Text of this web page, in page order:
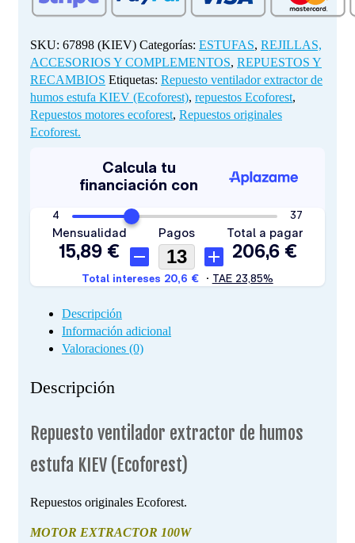
estufa
(Ecoforest)
cantidad
SKU: 67898 (KIEV) Categorías: ESTUFAS, REJILLAS,
ACCESORIOS Y COMPLEMENTOS, REPUESTOS Y
RECAMBIOS Etiquetas: Repuesto ventilador extractor de
humos estufa KIEV (Ecoforest), repuestos Ecoforest,
Repuestos motores ecoforest, Repuestos originales
Ecoforest.
Descripción
Información adicional
Valoraciones (0)
Descripción
Repuesto ventilador extractor de humos
estufa KIEV (Ecoforest)
Repuestos originales Ecoforest.
MOTOR EXTRACTOR 100W